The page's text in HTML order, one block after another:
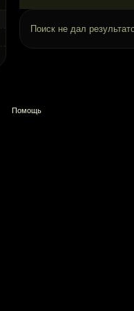
Поиск не дал
Помощь